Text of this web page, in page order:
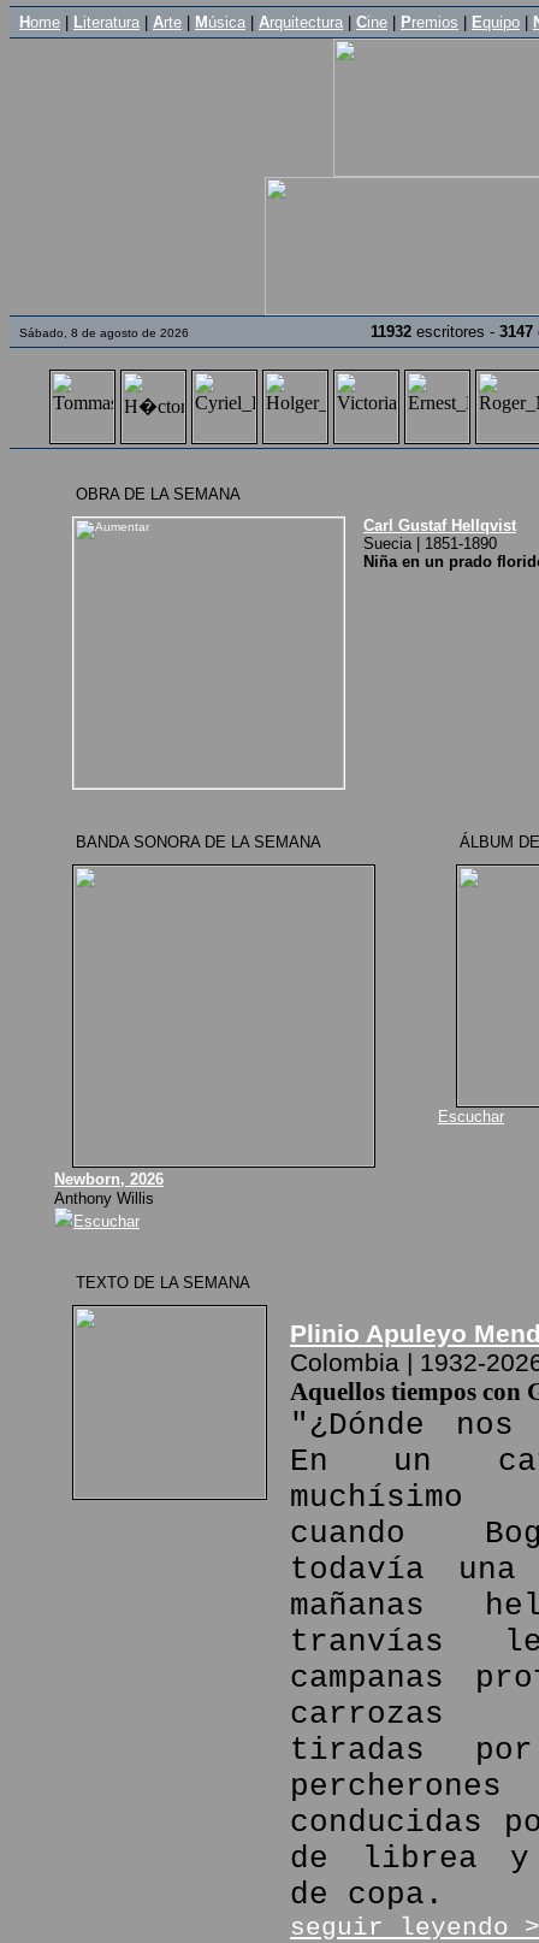
Home Literatura Arte M úsica Arquitectura Cine Premios Equipo
Sábado, 8 de agosto de 2026 11932 escritores - 3147
OBRA DE LA SEMANA
Carl Gustaf Hellqvist
Suecia | 1851-1890
Niña en un prado
BANDA SONORA DE LA SEMANA
Newborn, 2026
Anthony Willis
Escuchar
ÁLBUM
Escuchar
TEXTO DE LA SEMANA
Plinio Apuleyo
Colombia | 1932-
Aquellos tiempos con
"¿Dónde nos
En un
cuando
todavía una
mañanas
tranvías
campanas
carrozas
tiradas
conducidas
de librea y
de copa.
seguir leyendo